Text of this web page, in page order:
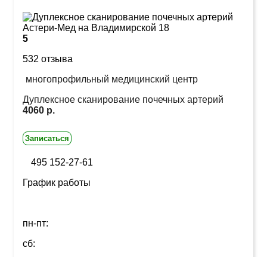
5
532 отзыва
многопрофильный медицинский центр
Дуплексное сканирование почечных артерий
4060 р.
Записаться
495 152-27-61
График работы
пн-пт:
сб: